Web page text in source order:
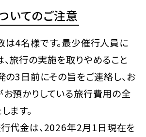
いてのご注意
4名様です。最少催行人員に
旅行の実施を取りやめること
の3日前にその旨をご連絡し、お
預かりしている旅行費用の全
ます。
代金は、2026年2月1日現在を